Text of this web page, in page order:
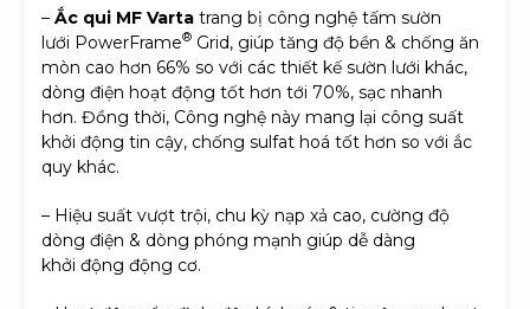
– Ắc qui MF Varta trang bị công nghệ tấm sườn
lưới PowerFrame® Grid, giúp tăng độ bền & chống ăn
mòn cao hơn 66% so với các thiết kế sườn lưới khác,
dòng điện hoạt động tốt hơn tới 70%, sạc nhanh
hơn. Đồng thời, Công nghệ này mang lại công suất
khởi động tin cậy, chống sulfat hoá tốt hơn so với ắc
quy khác.
– Hiệu suất vượt trội, chu kỳ nạp xả cao, cường độ
dòng điện & dòng phóng mạnh giúp dễ dàng
khởi động động cơ.